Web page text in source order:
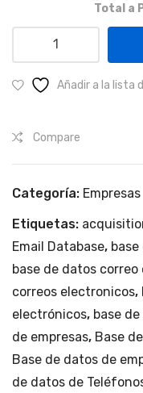
Total a
Empresas
medianas
y
distintos
Añadir a la lista
Compare
Categoría: Empresas
Etiquetas:
Email Database,
base de datos
correos electronicos,
electrónicos, base
de empresas, Base
Base de datos de
de datos de